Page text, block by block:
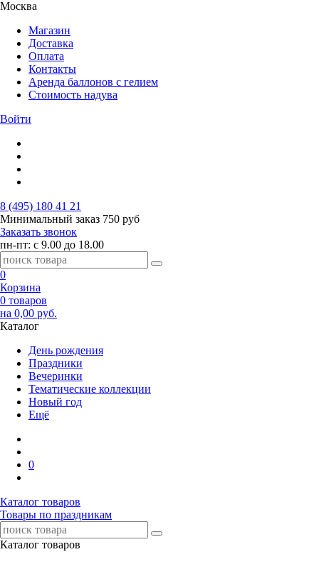
Москва
Магазин
Доставка
Оплата
Контакты
Аренда баллонов с гелием
Стоимость надува
Войти
8 (495) 180 41 21
Минимальный заказ 750 руб
Заказать звонок
пн-пт: с 9.00 до 18.00
0
Корзина
0 товаров
на 0,00 руб.
Каталог
День рождения
Праздники
Вечеринки
Тематические коллекции
Новый год
Ещё
0
Каталог товаров
Товары по праздникам
Каталог товаров